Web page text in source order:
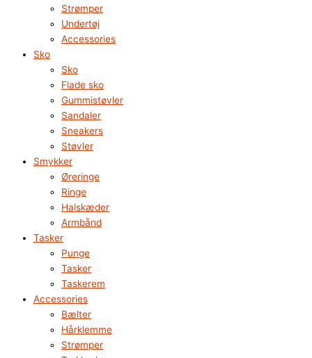
Strømper
Undertøj
Accessories
Sko
Sko
Flade sko
Gummistøvler
Sandaler
Sneakers
Støvler
Smykker
Øreringe
Ringe
Halskæder
Armbånd
Tasker
Punge
Tasker
Taskerem
Accessories
Bælter
Hårklemme
Strømper